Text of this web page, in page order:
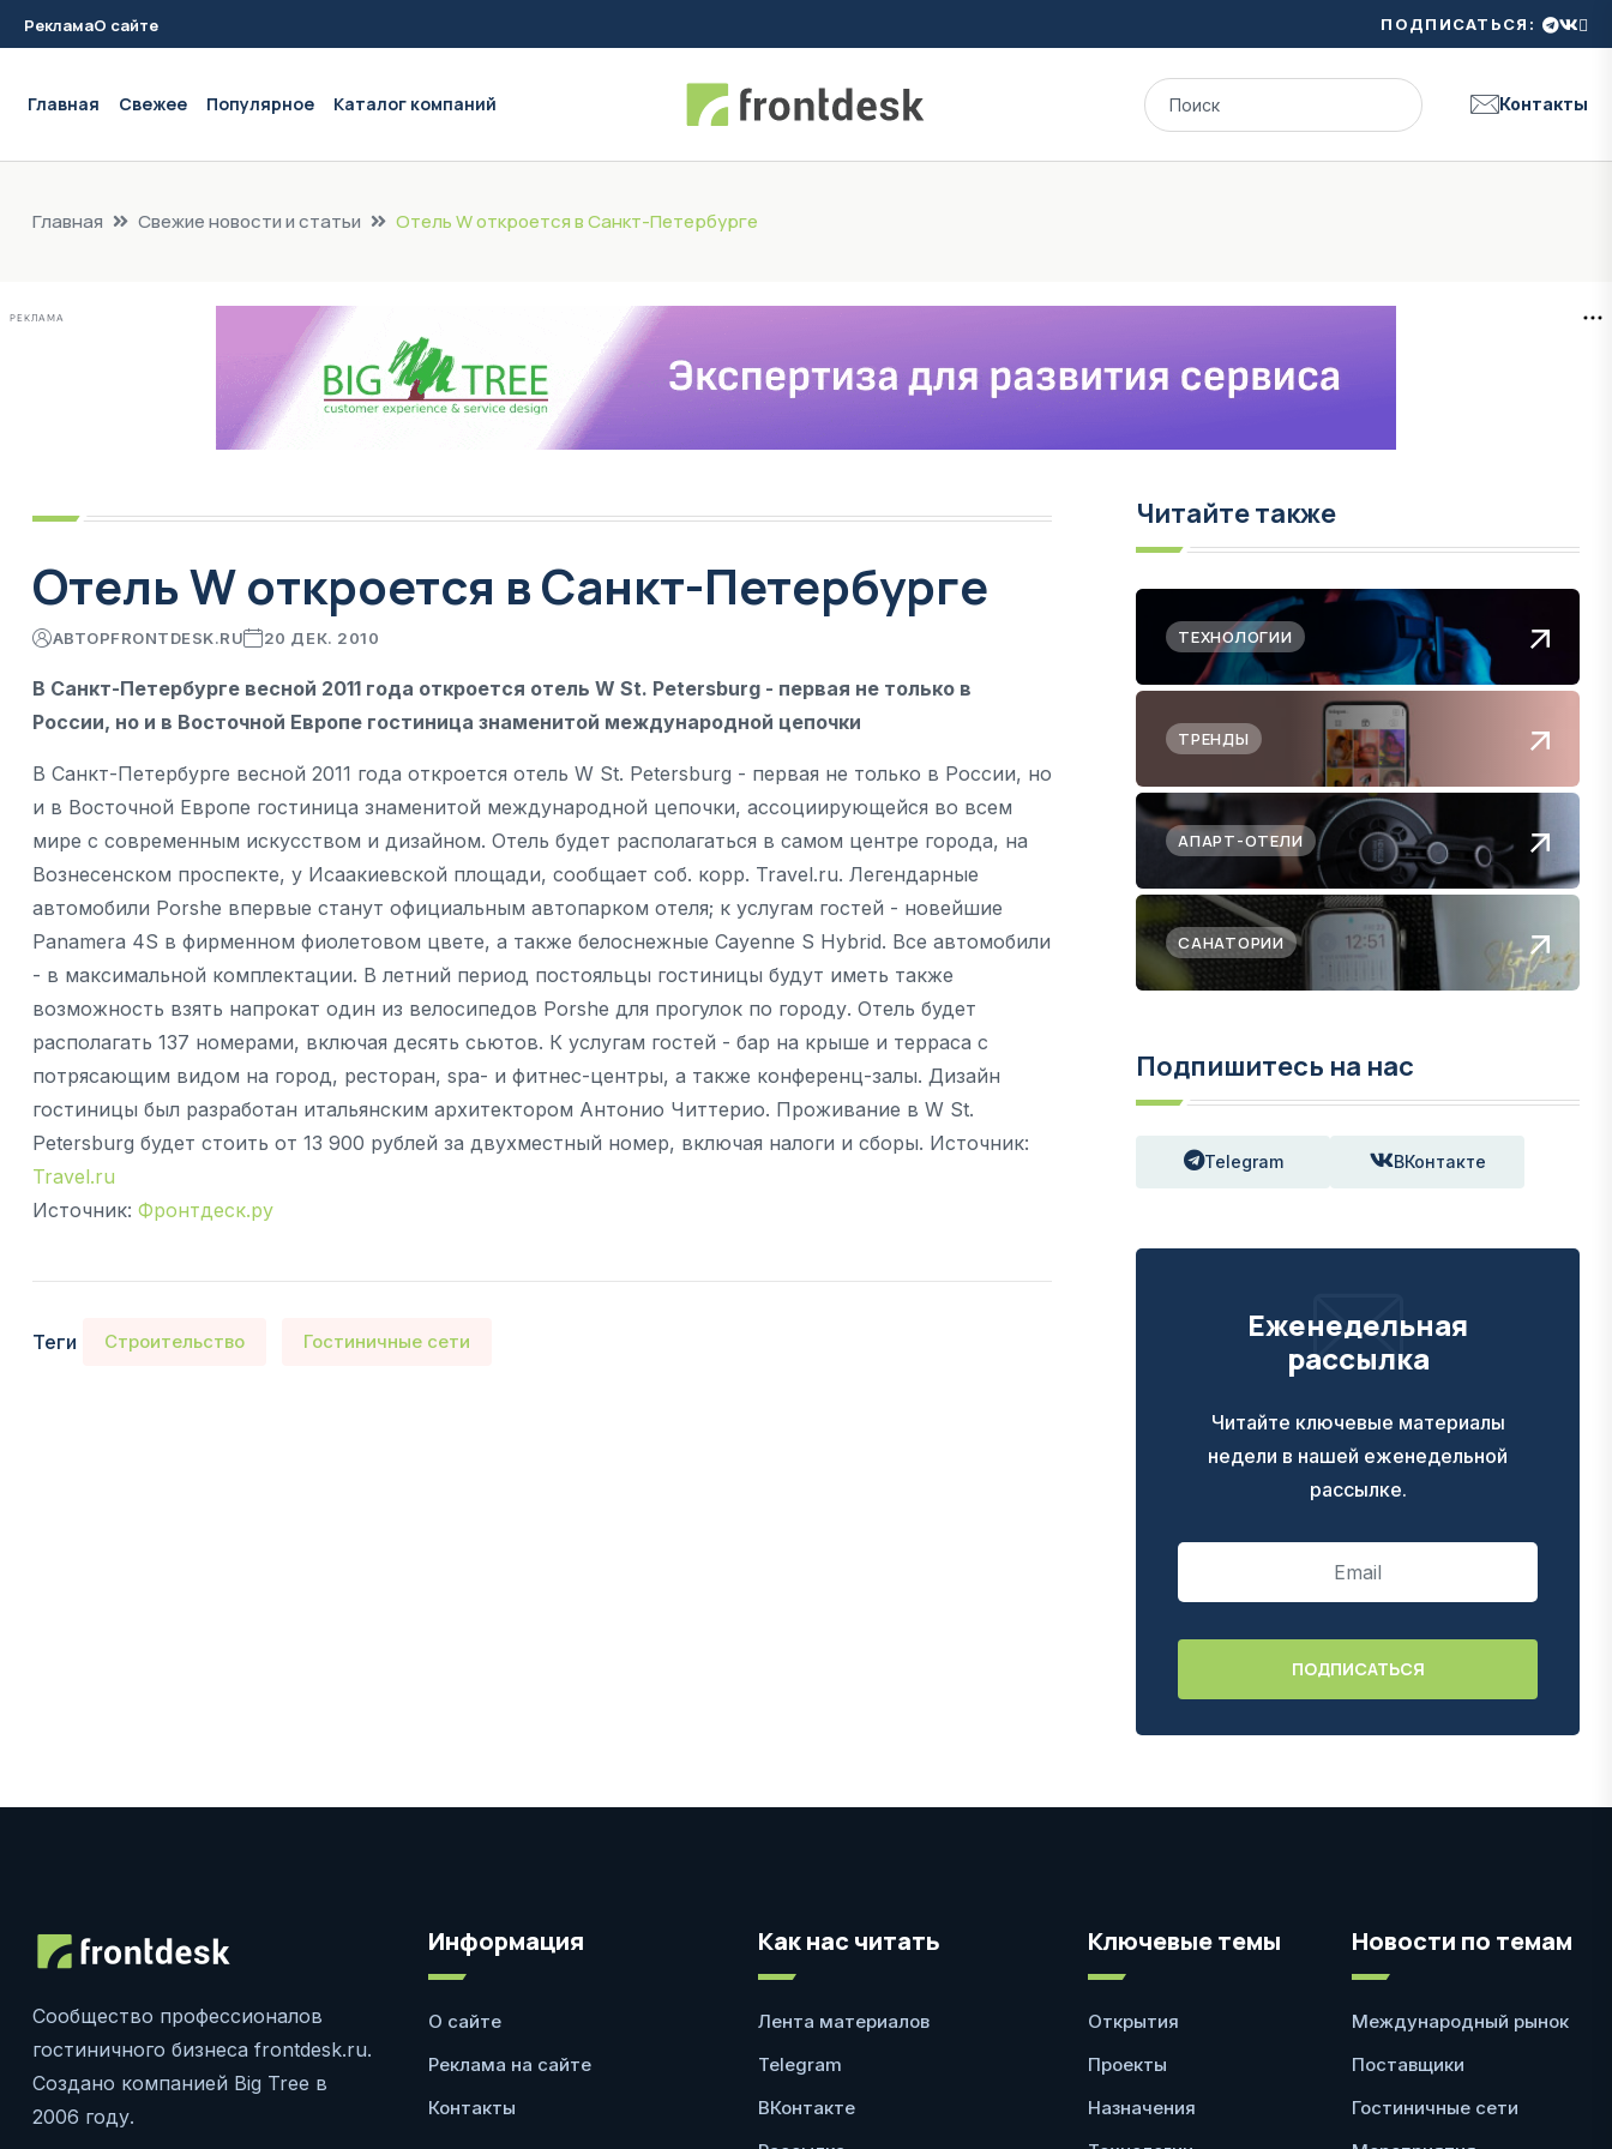
РекламаО сайте ПОДПИСАТЬСЯ:
Главная Свежее Популярное Каталог компаний Контакты
Главная Свежие новости и статьи Отель W откроется в Санкт-Петербурге
РЕКЛАМА
Отель W откроется в Санкт-Петербурге
АВТОРFRONTDESK.RU 20 ДЕК. 2010
В Санкт-Петербурге весной 2011 года откроется отель W St. Petersburg - первая не только в
России, но и в Восточной Европе гостиница знаменитой международной цепочки
В Санкт-Петербурге весной 2011 года откроется отель W St. Petersburg - первая не только в России, но
и в Восточной Европе гостиница знаменитой международной цепочки, ассоциирующейся во всем
мире с современным искусством и дизайном. Отель будет располагаться в самом центре города, на
Вознесенском проспекте, у Исаакиевской площади, сообщает соб. корр. Travel.ru. Легендарные
автомобили Porshe впервые станут официальным автопарком отеля; к услугам гостей - новейшие
Panamera 4S в фирменном фиолетовом цвете, а также белоснежные Cayenne S Hybrid. Все автомобили
- в максимальной комплектации. В летний период постояльцы гостиницы будут иметь также
возможность взять напрокат один из велосипедов Porshe для прогулок по городу. Отель будет
располагать 137 номерами, включая десять сьютов. К услугам гостей - бар на крыше и терраса с
потрясающим видом на город, ресторан, spa- и фитнес-центры, а также конференц-залы. Дизайн
гостиницы был разработан итальянским архитектором Антонио Читтерио. Проживание в W St.
Petersburg будет стоить от 13 900 рублей за двухместный номер, включая налоги и сборы. Источник:
Travel.ru
Источник: Фронтдеск.ру
Теги Строительство Гостиничные сети
Читайте также
ТЕХНОЛОГИИ
ТРЕНДЫ
АПАРТ-ОТЕЛИ
САНАТОРИИ
Подпишитесь на нас
Telegram ВКонтакте
Еженедельная
рассылка
Читайте ключевые материалы
недели в нашей еженедельной
рассылке.
Сообщество профессионалов
гостиничного бизнеса frontdesk.ru.
Создано компанией Big Tree в
2006 году.
Информация
О сайте
Реклама на сайте
Контакты
Как нас читать
Лента материалов
Telegram
ВКонтакте
Ключевые темы
Открытия
Проекты
Назначения
Новости по темам
Международный рынок
Поставщики
Гостиничные сети